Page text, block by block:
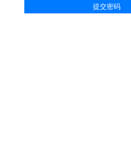
提交密码